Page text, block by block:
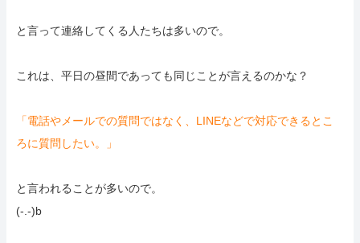
と言って連絡してくる人たちは多いので。
これは、平日の昼間であっても同じことが言えるのかな？
「電話やメールでの質問ではなく、LINEなどで対応できるとこ
ろに質問したい。」
と言われることが多いので。
(-.-)b